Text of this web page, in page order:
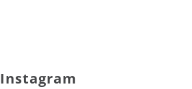
Instagram